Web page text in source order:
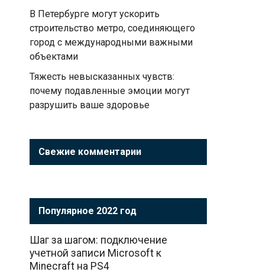
В Петербурге могут ускорить
строительство метро, соединяющего
город с международными важными
объектами
Тяжесть невысказанных чувств:
почему подавленные эмоции могут
разрушить ваше здоровье
Свежие комментарии
Популярное 2022 год
Шаг за шагом: подключение
учетной записи Microsoft к
Minecraft на PS4